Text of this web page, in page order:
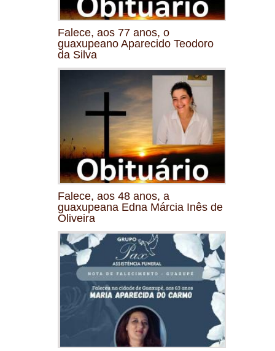
Falece, aos 77 anos, o
guaxupeano Aparecido Teodoro
da Silva
Falece, aos 48 anos, a
guaxupeana Edna Márcia Inês de
Oliveira